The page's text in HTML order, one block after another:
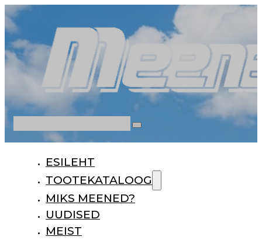
ESILEHT
TOOTEKATALOOG
MIKS MEENED?
UUDISED
MEIST